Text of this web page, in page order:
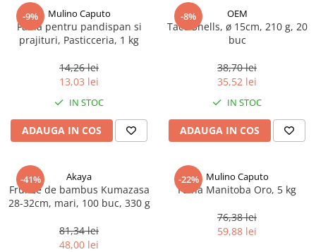
Uleiuri speciale/presate la rece
Ulei de masline extravirgin
Ulei Gewurzgarten
Ulei Huilerie Beaujolaise
Ulei Huileries du Berry
Uleiuri aromatizate
Ulei Wiberg Gastro
-9% Mulino Caputo
Faina pentru pandispan si
prajituri, Pasticceria, 1 kg
14,26 lei
13,03 lei
IN STOC
ADAUGA IN COS
-8% OEM
Taco Shells, ø 15cm, 210 g, 20
buc
38,70 lei
35,52 lei
IN STOC
ADAUGA IN COS
-41% Akaya
Frunze de bambus Kumazasa
28-32cm, mari, 100 buc, 330 g
81,34 lei
48,00 lei
-22% Mulino Caputo
Faina Manitoba Oro, 5 kg
76,38 lei
59,88 lei